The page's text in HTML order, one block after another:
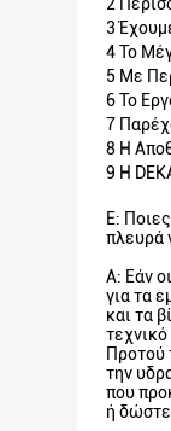
3
4 Το
5 Με
6 Το
7
8 Η
9 Η
Ε:
πλευρά
Α: Εάν
για τα
και τα
Προτού
την
που
ή δώστε